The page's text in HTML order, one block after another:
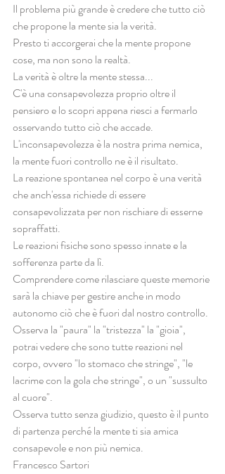
Il problema più grande è credere che tutto ciò
che propone la mente sia la verità.
Presto ti accorgerai che la mente propone
cose, ma non sono la realtà.
La verità è oltre la mente stessa...
C'è una consapevolezza proprio oltre il
pensiero e lo scopri appena riesci a fermarlo
osservando tutto ciò che accade.
L'inconsapevolezza è la nostra prima nemica,
la mente fuori controllo ne è il risultato.
La reazione spontanea nel corpo è una verità
che anch'essa richiede di essere
consapevolizzata per non rischiare di esserne
sopraffatti.
Le reazioni fisiche sono spesso innate e la
sofferenza parte da lì.
Comprendere come rilasciare queste memorie
sarà la chiave per gestire anche in modo
autonomo ciò che è fuori dal nostro controllo.
Osserva la "paura" la "tristezza" la "gioia",
potrai vedere che sono tutte reazioni nel
corpo, ovvero "lo stomaco che stringe", "le
lacrime con la gola che stringe", o un "sussulto
al cuore".
Osserva tutto senza giudizio, questo è il punto
di partenza perché la mente ti sia amica
consapevole e non più nemica.
Francesco Sartori